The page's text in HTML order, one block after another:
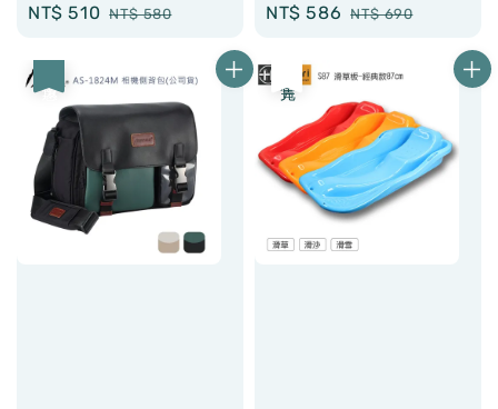
Sale
NT$ 510 Regular
NT$ 580
Sale
NT$ 586 Regular
NT$ 690